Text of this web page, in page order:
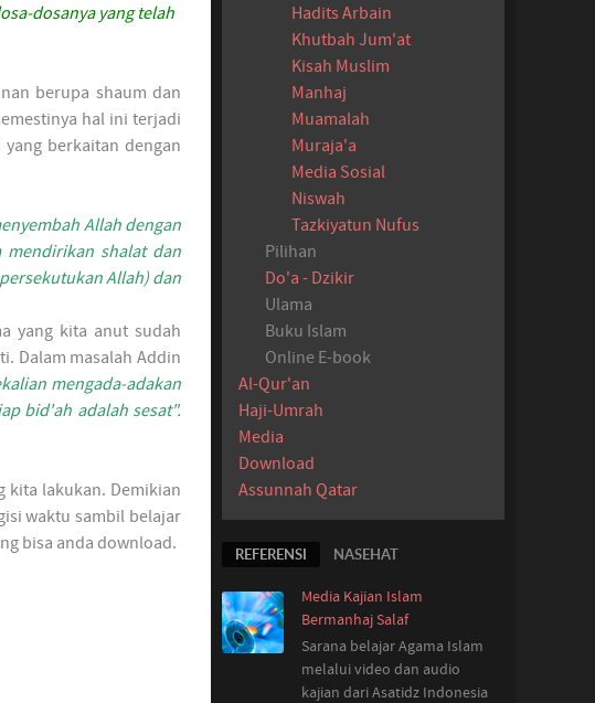
dosanya yang telah
berupa shaum dan
hal ini terjadi
berkaitan dengan
Allah dengan
mendirikan shalat dan
Allah) dan
yang kita anut sudah
Dalam masalah Addin
mengada-adakan
bid'ah adalah sesat".
kita lakukan. Demikian
waktu sambil belajar
bisa anda download.
Hadits Arbain
Khutbah Jum'at
Kisah Muslim
Manhaj
Muamalah
Muraja'a
Media Sosial
Niswah
Tazkiyatun Nufus
Pilihan
Do'a - Dzikir
Ulama
Buku Islam
Online E-book
Al-Qur'an
Haji-Umrah
Media
Download
Assunnah Qatar
REFERENSI NASEHAT
Media Kajian Islam
Bermanhaj Salaf
Sarana belajar Agama Islam
melalui video dan audio
kajian dari Asatidz Indonesia